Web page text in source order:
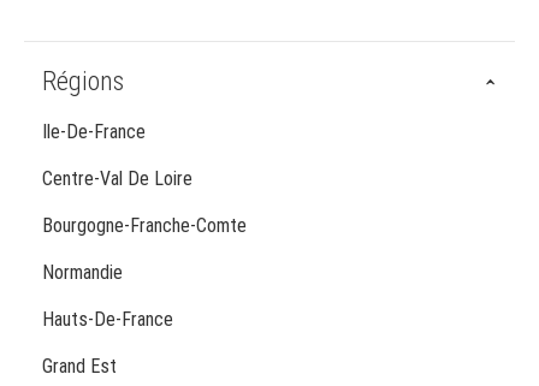
Régions
Ile-De-France
Centre-Val De Loire
Bourgogne-Franche-Comte
Normandie
Hauts-De-France
Grand Est